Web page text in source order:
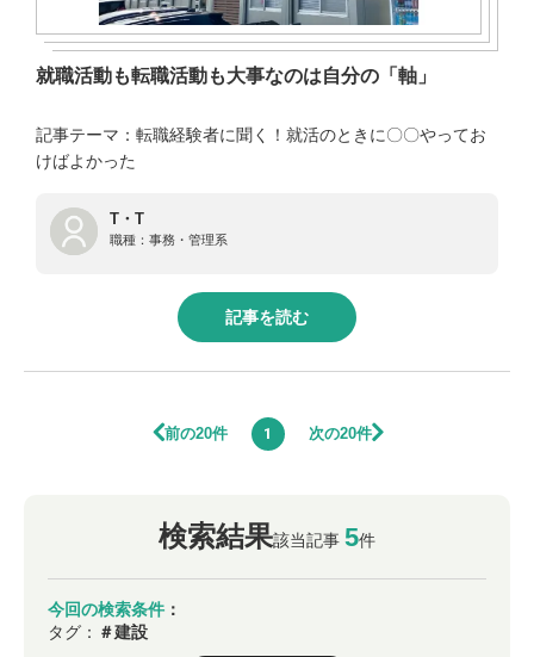
就職活動も転職活動も大事なのは自分の「軸」
記事テーマ：転職経験者に聞く！就活のときに〇〇やってお
けばよかった
T・T
職種： 事務・管理系
記事を読む
前の20件 1 次の20件
検索結果該当記事 5件
今回の検索条件 ：
タグ： ＃建設